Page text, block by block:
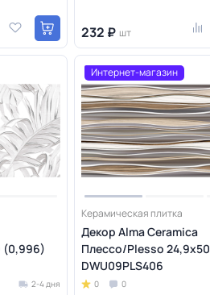
232 ₽ шт
(0,996)
2-4 дня
Интернет-магазин
Керамическая плитка
Декор Alma Ceramica
Плессо/Plesso 24,9х50
DWU09PLS406
0 0